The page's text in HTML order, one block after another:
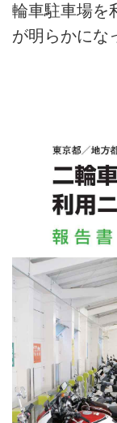
輪車駐車場を
が明らかにな